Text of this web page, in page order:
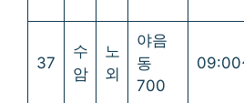
37
수
암
노
외
야음
동
700